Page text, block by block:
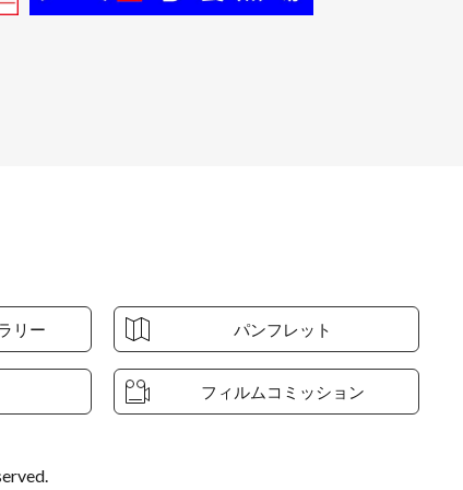
リー パンフレット
フィルムコミッション